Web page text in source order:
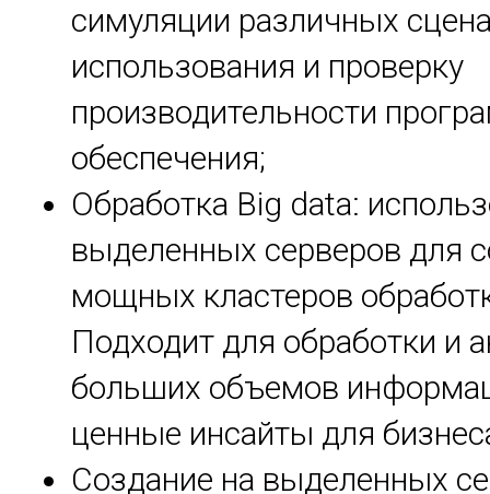
симуляции различных
использования и проверку
производительности
обеспечения;
Обработка Big data:
выделенных серверов для
мощных кластеров
Подходит для обработки и
больших объемов
ценные инсайты для
Создание на выделенных